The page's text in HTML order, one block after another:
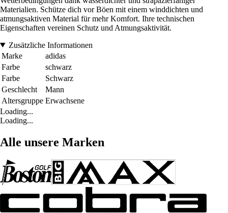
Materialien. Schütze dich vor Böen mit einem winddichten und
atmungsaktiven Material für mehr Komfort. Ihre technischen
Eigenschaften vereinen Schutz und Atmungsaktivität.
Zusätzliche Informationen
Marke
adidas
Farbe
schwarz
Farbe
Schwarz
Geschlecht
Mann
Altersgruppe Erwachsene
Loading...
Loading...
Alle unsere Marken